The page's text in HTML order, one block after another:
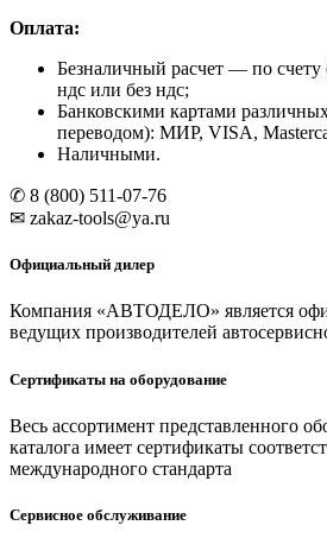
Оплата:
Безналичный расчет — по
ндс или без ндс;
Банковскими картами
переводом): МИР, VISA,
Наличными.
✆ 8 (800) 511-07-76
✉ zakaz-tools@ya.ru
Официальный дилер
Компания «АВТОДЕЛО» является
ведущих производителей
Сертификаты на оборудование
Весь ассортимент представленного
каталога имеет сертификаты
международного стандарта
Сервисное обслуживание